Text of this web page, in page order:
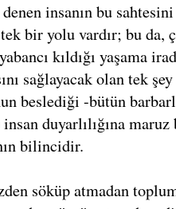
insanın bu
bir yolu vardır; bu da,
kıldığı yaşama
sağlayacak olan tek
beslediği -bütün
duyarlılığına
bilincidir.
söküp atmadan